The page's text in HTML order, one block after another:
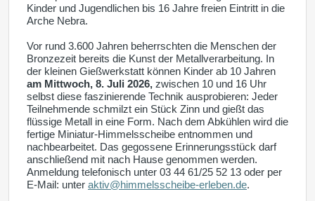
Kinder und Jugendlichen bis 16 Jahre freien Eintritt in die
Arche Nebra.
Vor rund 3.600 Jahren beherrschten die Menschen der
Bronzezeit bereits die Kunst der Metallverarbeitung. In
der kleinen Gießwerkstatt können Kinder ab 10 Jahren
am Mittwoch, 8. Juli 2026, zwischen 10 und 16 Uhr
selbst diese faszinierende Technik ausprobieren: Jeder
Teilnehmende schmilzt ein Stück Zinn und gießt das
flüssige Metall in eine Form. Nach dem Abkühlen wird die
fertige Miniatur-Himmelsscheibe entnommen und
nachbearbeitet. Das gegossene Erinnerungsstück darf
anschließend mit nach Hause genommen werden.
Anmeldung telefonisch unter 03 44 61/25 52 13 oder per
E-Mail: unter aktiv@himmelsscheibe-erleben.de.